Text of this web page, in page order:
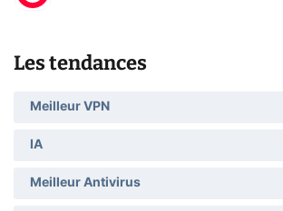
Les tendances
Meilleur VPN
IA
Meilleur Antivirus